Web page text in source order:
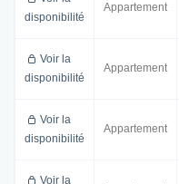
disponibilité
Appartement
Voir la
disponibilité
Appartement
Voir la
disponibilité
Appartement
Voir la